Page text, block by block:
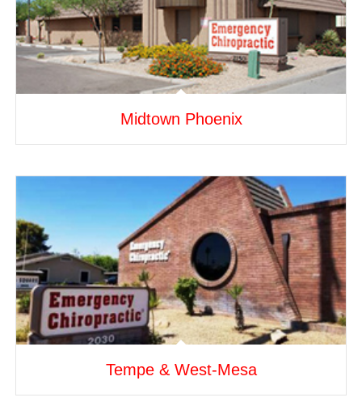
Midtown Phoenix
Tempe & West-Mesa